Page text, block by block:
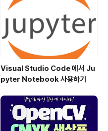
Visual Studio Code 에서 Ju
pyter Notebook 사용하기